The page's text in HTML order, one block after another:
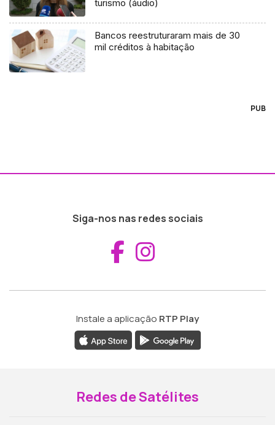
turismo (áudio)
Bancos reestruturaram mais de 30
mil créditos à habitação
PUB
Siga-nos nas redes sociais
Aceder ao
Instale a aplicação RTP Play
Redes de Satélites